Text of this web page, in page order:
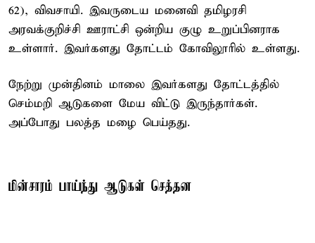
62), விவசாயி. இவருடைய மனைவி தமிழரசி
அரவக்குறிச்சி ஊராட்சி ஒன்றிய குழு உறுப்பினராக
உள்ளார். இவர்களது தோட்டம் கோவிலூரில் உள்ளது.
நேற்று முன்தினம் மாலை இவர்களது தோட்டத்தில்
செம்மறி ஆடுகளை மேய விட்டு இருந்தார்கள்.
அப்போது பலத்த மழை பெய்தது.
மின்சாரம் பாய்ந்து ஆடுகள் செத்தன